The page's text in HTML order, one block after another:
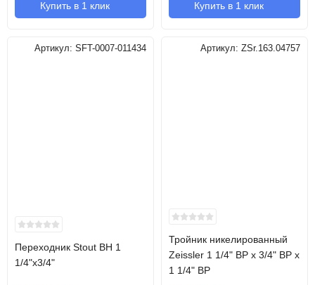
Купить в 1 клик Купить в 1 клик
Артикул: SFT-0007-011434
Переходник Stout ВН 1
1/4"х3/4"
Артикул: ZSr.163.04757
Тройник никелированный
Zeissler 1 1/4" ВР х 3/4" ВР х
1 1/4" ВР